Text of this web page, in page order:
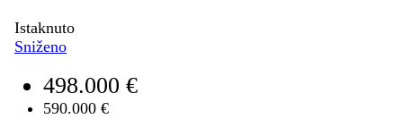
Istaknuto
Sniženo
498.000 €
590.000 €